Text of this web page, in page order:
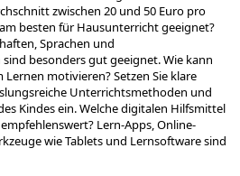
zwischen 20 und 50 Euro pro
besten für Hausunterricht geeignet?
Sprachen und
besonders gut geeignet. Wie kann
Lernen motivieren? Setzen Sie klare
Unterrichtsmethoden und
Kindes ein. Welche digitalen Hilfsmittel
Lern-Apps, Online-
wie Tablets und Lernsoftware sind